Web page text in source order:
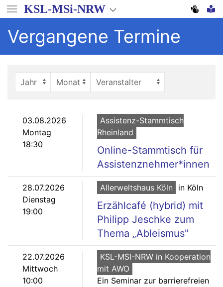
Direkt
zum
Inhalt
KSL-MSi-NRW
Vergangene Termine
03.08.2026
Montag
18:30
Assistenz-Stammtisch
Rheinland
Online-Stammtisch für
Assistenznehmer*innen
28.07.2026
Dienstag
19:00
Allerweltshaus Köln in Köln
Erzählcafé (hybrid) mit
Philipp Jeschke zum
Thema „Ableismus"
22.07.2026
Mittwoch
10:00
KSL-MSI-NRW in Kooperation
mit AWO
Ein Seminar zur barrierefreien